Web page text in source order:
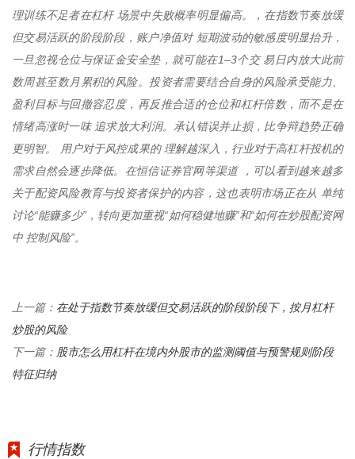
理训练不足者在杠杆 场景中失败概率明显偏高。，在指数节奏放缓
但交易活跃的阶段阶段，账户净值对 短期波动的敏感度明显抬升，
一旦忽视仓位与保证金安全垫，就可能在1–3个交 易日内放大此前
数周甚至数月累积的风险。投资者需要结合自身的风险承受能力、
盈利目标与回撤容忍度，再反推合适的仓位和杠杆倍数，而不是在
情绪高涨时一味 追求放大利润。承认错误并止损，比争辩趋势正确
更明智。 用户对于风控成果的 理解越深入，行业对于高杠杆投机的
需求自然会逐步降低。在恒信证券官网等渠道 ，可以看到越来越多
关于配资风险教育与投资者保护的内容，这也表明市场正在从 单纯
讨论“能赚多少”，转向更加重视“如何稳健地赚”和“如何在炒股配资网
中 控制风险”。
上一篇： 在处于指数节奏放缓但交易活跃的阶段阶段下，按月杠杆
炒股的风险
下一篇： 股市怎么用杠杆在境内外股市的监测阈值与预警规则阶段
特征归纳
行情指数